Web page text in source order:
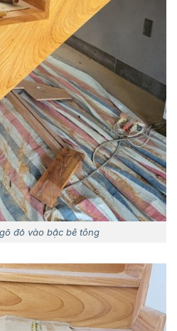
đỏ vào bậc bê tông